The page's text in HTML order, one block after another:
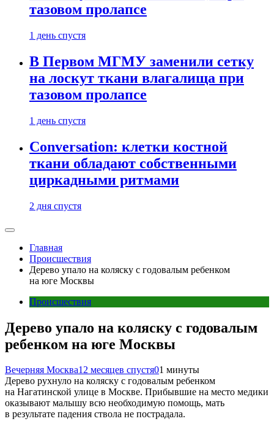
тазовом пролапсе
1 день спустя
В Первом МГМУ заменили сетку
на лоскут ткани влагалища при
тазовом пролапсе
1 день спустя
Conversation: клетки костной
ткани обладают собственными
циркадными ритмами
2 дня спустя
Главная
Происшествия
Дерево упало на коляску с годовалым ребенком
на юге Москвы
Происшествия
Дерево упало на коляску с годовалым
ребенком на юге Москвы
Вечерняя Москва12 месяцев спустя01 минуты
Дерево рухнуло на коляску с годовалым ребенком
на Нагатинской улице в Москве. Прибывшие на место медики
оказывают малышу всю необходимую помощь, мать
в результате падения ствола не пострадала.